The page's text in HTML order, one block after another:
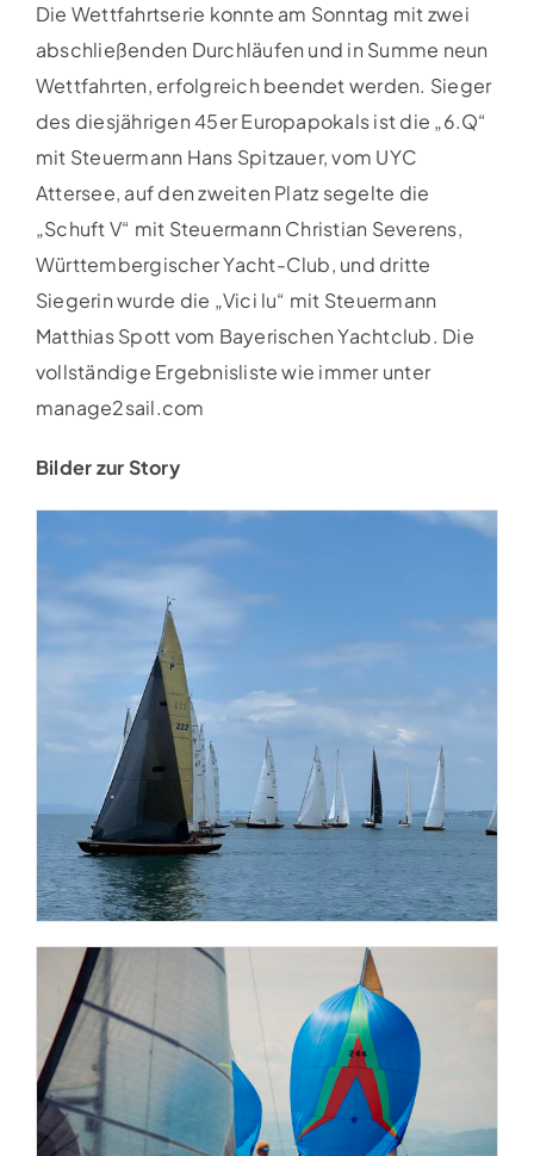
Die Wettfahrtserie konnte am Sonntag mit zwei
abschließenden Durchläufen und in Summe neun
Wettfahrten, erfolgreich beendet werden. Sieger
des diesjährigen 45er Europapokals ist die „6.Q“
mit Steuermann Hans Spitzauer, vom UYC
Attersee, auf den zweiten Platz segelte die
„Schuft V“ mit Steuermann Christian Severens,
Württembergischer Yacht-Club, und dritte
Siegerin wurde die „Vici lu“ mit Steuermann
Matthias Spott vom Bayerischen Yachtclub. Die
vollständige Ergebnisliste wie immer unter
manage2sail.com
Bilder zur Story